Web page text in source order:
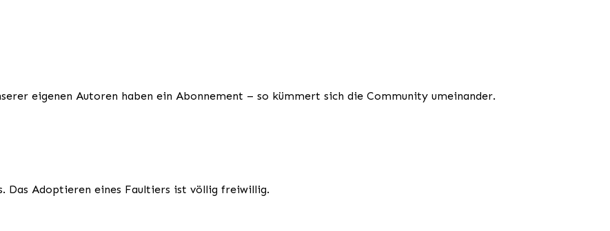
eigenen Autoren haben ein Abonnement – so kümmert sich die Community umeinander.
Das Adoptieren eines Faultiers ist völlig freiwillig.